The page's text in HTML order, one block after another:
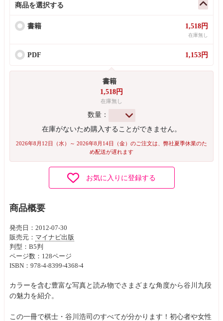
商品を選択する
書籍 1,518円
在庫無し
PDF 1,153円
書籍
1,518円
在庫無し
数量：
在庫がないため購入することができません。
2026年8月12日（水）～ 2026年8月14日（金）のご注文は、弊社夏季休業のた
め配送が遅れます
お気に入りに登録する
商品概要
発売日：2012-07-30
販売元： マイナビ出版
判型：B5判
ページ数：128ページ
ISBN：978-4-8399-4368-4
カラーを含む豊富な写真と読み物でさまざまな角度から谷川九段
の魅力を紹介。
この一冊で棋士・谷川浩司のすべてが分かります！初心者や女性